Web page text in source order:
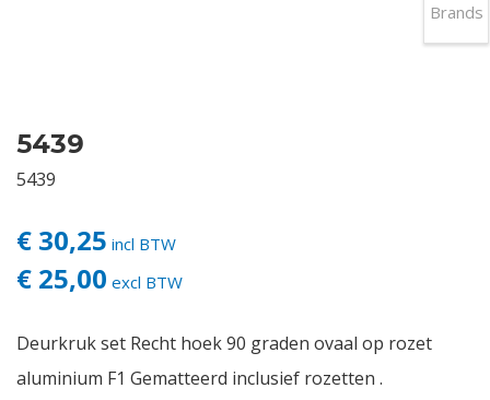
Veel gestelde vragen
5439
5439
€ 30,25 incl BTW
€ 25,00 excl BTW
Deurkruk set Recht hoek 90 graden ovaal op rozet
aluminium F1 Gematteerd inclusief rozetten .
Brands